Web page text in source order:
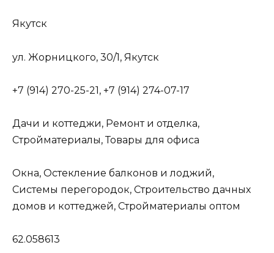
Якутск
ул. Жорницкого, 30/1, Якутск
+7 (914) 270-25-21, +7 (914) 274-07-17
Дачи и коттеджи, Ремонт и отделка,
Стройматериалы, Товары для офиса
Окна, Остекление балконов и лоджий,
Системы перегородок, Строительство дачных
домов и коттеджей, Стройматериалы оптом
62.058613